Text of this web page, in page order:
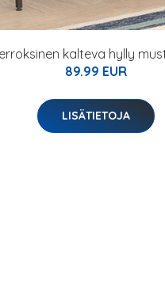
kalteva hylly
89.99 EUR
LISÄTIETOJA